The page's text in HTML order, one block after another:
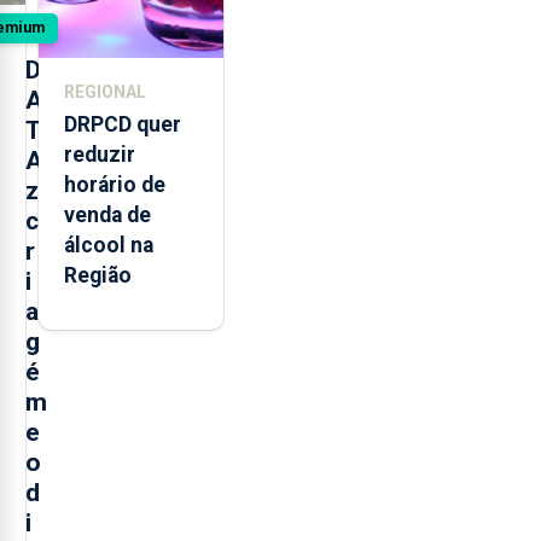
D
A
T
A
z
c
r
i
a
g
é
m
e
o
d
i
REGIONAL
DRPCD quer
reduzir
horário de
venda de
álcool na
Região